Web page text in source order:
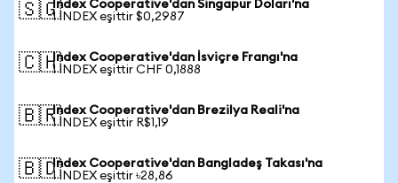
🇸🇬Index Cooperative'dan Singapur Doları'na
1 INDEX eşittir $0,2987
🇨🇭Index Cooperative'dan İsviçre Frangı'na
1 INDEX eşittir CHF 0,1888
🇧🇷Index Cooperative'dan Brezilya Reali'na
1 INDEX eşittir R$1,19
🇧🇩Index Cooperative'dan Bangladeş Takası'na
1 INDEX eşittir ৳28,86